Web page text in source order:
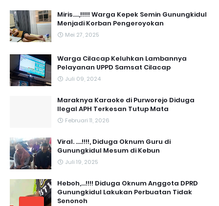
Miris....,!!!!! Warga Kepek Semin Gunungkidul
Menjadi Korban Pengeroyokan
Mei 27, 2025
Warga Cilacap Keluhkan Lambannya
Pelayanan UPPD Samsat Cilacap
Juli 09, 2024
Maraknya Karaoke di Purworejo Diduga
Ilegal APH Terkesan Tutup Mata
Februari 11, 2026
Viral. ....!!!!, Diduga Oknum Guru di
Gunungkidul Mesum di Kebun
Juli 19, 2025
Heboh,...!!!! Diduga Oknum Anggota DPRD
Gunungkidul Lakukan Perbuatan Tidak
Senonoh